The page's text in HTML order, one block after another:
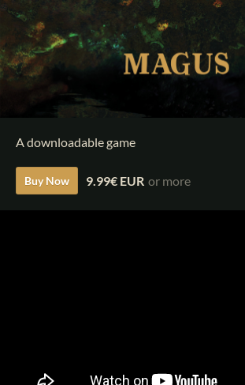
A downloadable game
Buy Now 9.99€ EUR or more